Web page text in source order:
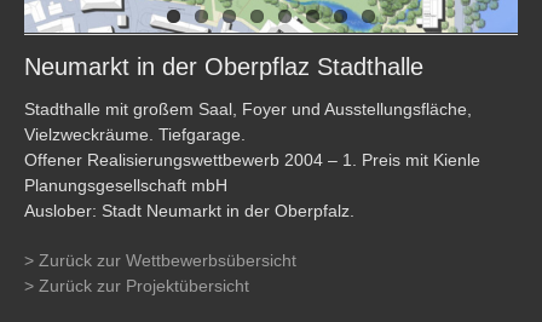
Neumarkt in der Oberpflaz Stadthalle
Stadthalle mit großem Saal, Foyer und Ausstellungsfläche,
Vielzweckräume. Tiefgarage.
Offener Realisierungswettbewerb 2004 – 1. Preis mit Kienle
Planungsgesellschaft mbH
Auslober: Stadt Neumarkt in der Oberpfalz.
> Zurück zur Wettbewerbsübersicht
> Zurück zur Projektübersicht